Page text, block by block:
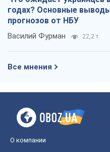
годах? Основные
прогнозов от НБУ
Василий Фурман 22,2 т.
Все мнения
О компании